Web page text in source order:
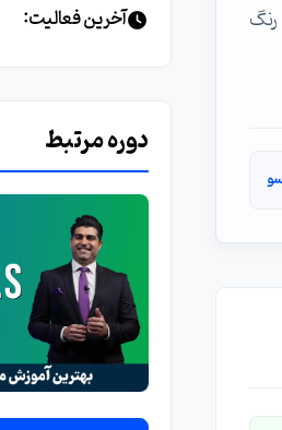
رنگ
آخرین فعالیت:
دوره مرتبط